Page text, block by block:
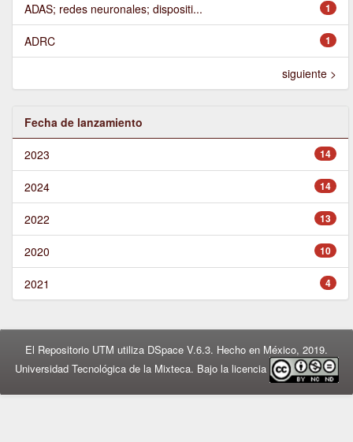
1
ADAS; redes neuronales; dispositi...
1
ADRC
siguiente >
Fecha de lanzamiento
14
2023
14
2024
13
2022
10
2020
4
2021
El Repositorio UTM utiliza DSpace V.6.3. Hecho en México, 2019.
Universidad Tecnológica de la Mixteca. Bajo la licencia